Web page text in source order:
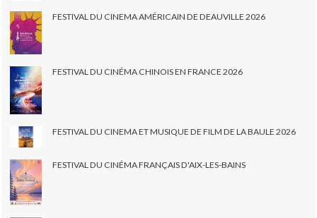
FESTIVAL DU CINEMA AMÉRICAIN DE DEAUVILLE 2026
FESTIVAL DU CINÉMA CHINOIS EN FRANCE 2026
FESTIVAL DU CINEMA ET MUSIQUE DE FILM DE LA BAULE 2026
FESTIVAL DU CINÉMA FRANÇAIS D'AIX-LES-BAINS